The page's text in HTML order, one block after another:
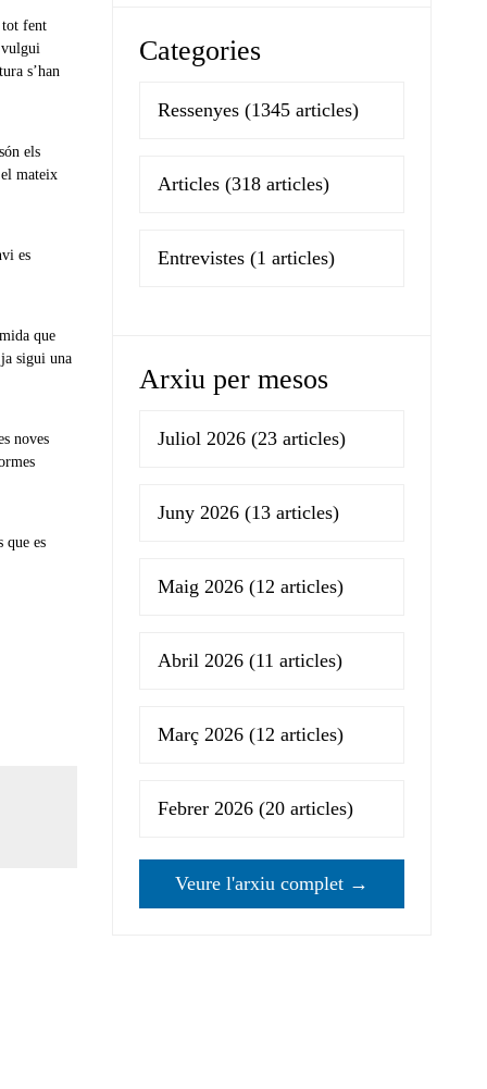
tot fent
s’han
els
el mateix
es
que
sigui una
noves
que es
Categories
Ressenyes (1345 articles)
Articles (318 articles)
Entrevistes (1 articles)
Arxiu per mesos
Juliol 2026 (23 articles)
Juny 2026 (13 articles)
Maig 2026 (12 articles)
Abril 2026 (11 articles)
Març 2026 (12 articles)
Febrer 2026 (20 articles)
Veure l'arxiu complet →